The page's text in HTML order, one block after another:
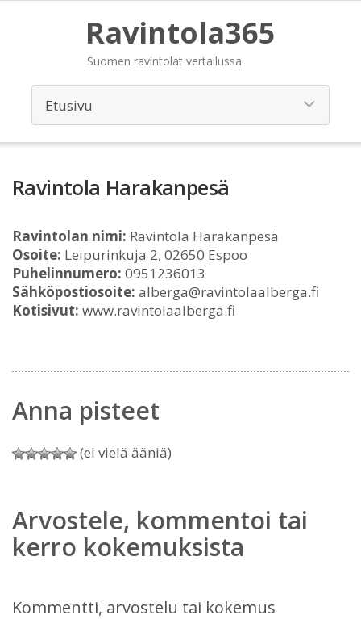
Ravintola365
Suomen ravintolat vertailussa
Ravintola Harakanpesä
Ravintolan nimi: Ravintola Harakanpesä
Osoite: Leipurinkuja 2, 02650 Espoo
Puhelinnumero: 0951236013
Sähköpostiosoite: alberga@ravintolaalberga.fi
Kotisivut: www.ravintolaalberga.fi
Anna pisteet
(ei vielä ääniä)
Arvostele, kommentoi tai
kerro kokemuksista
Kommentti, arvostelu tai kokemus